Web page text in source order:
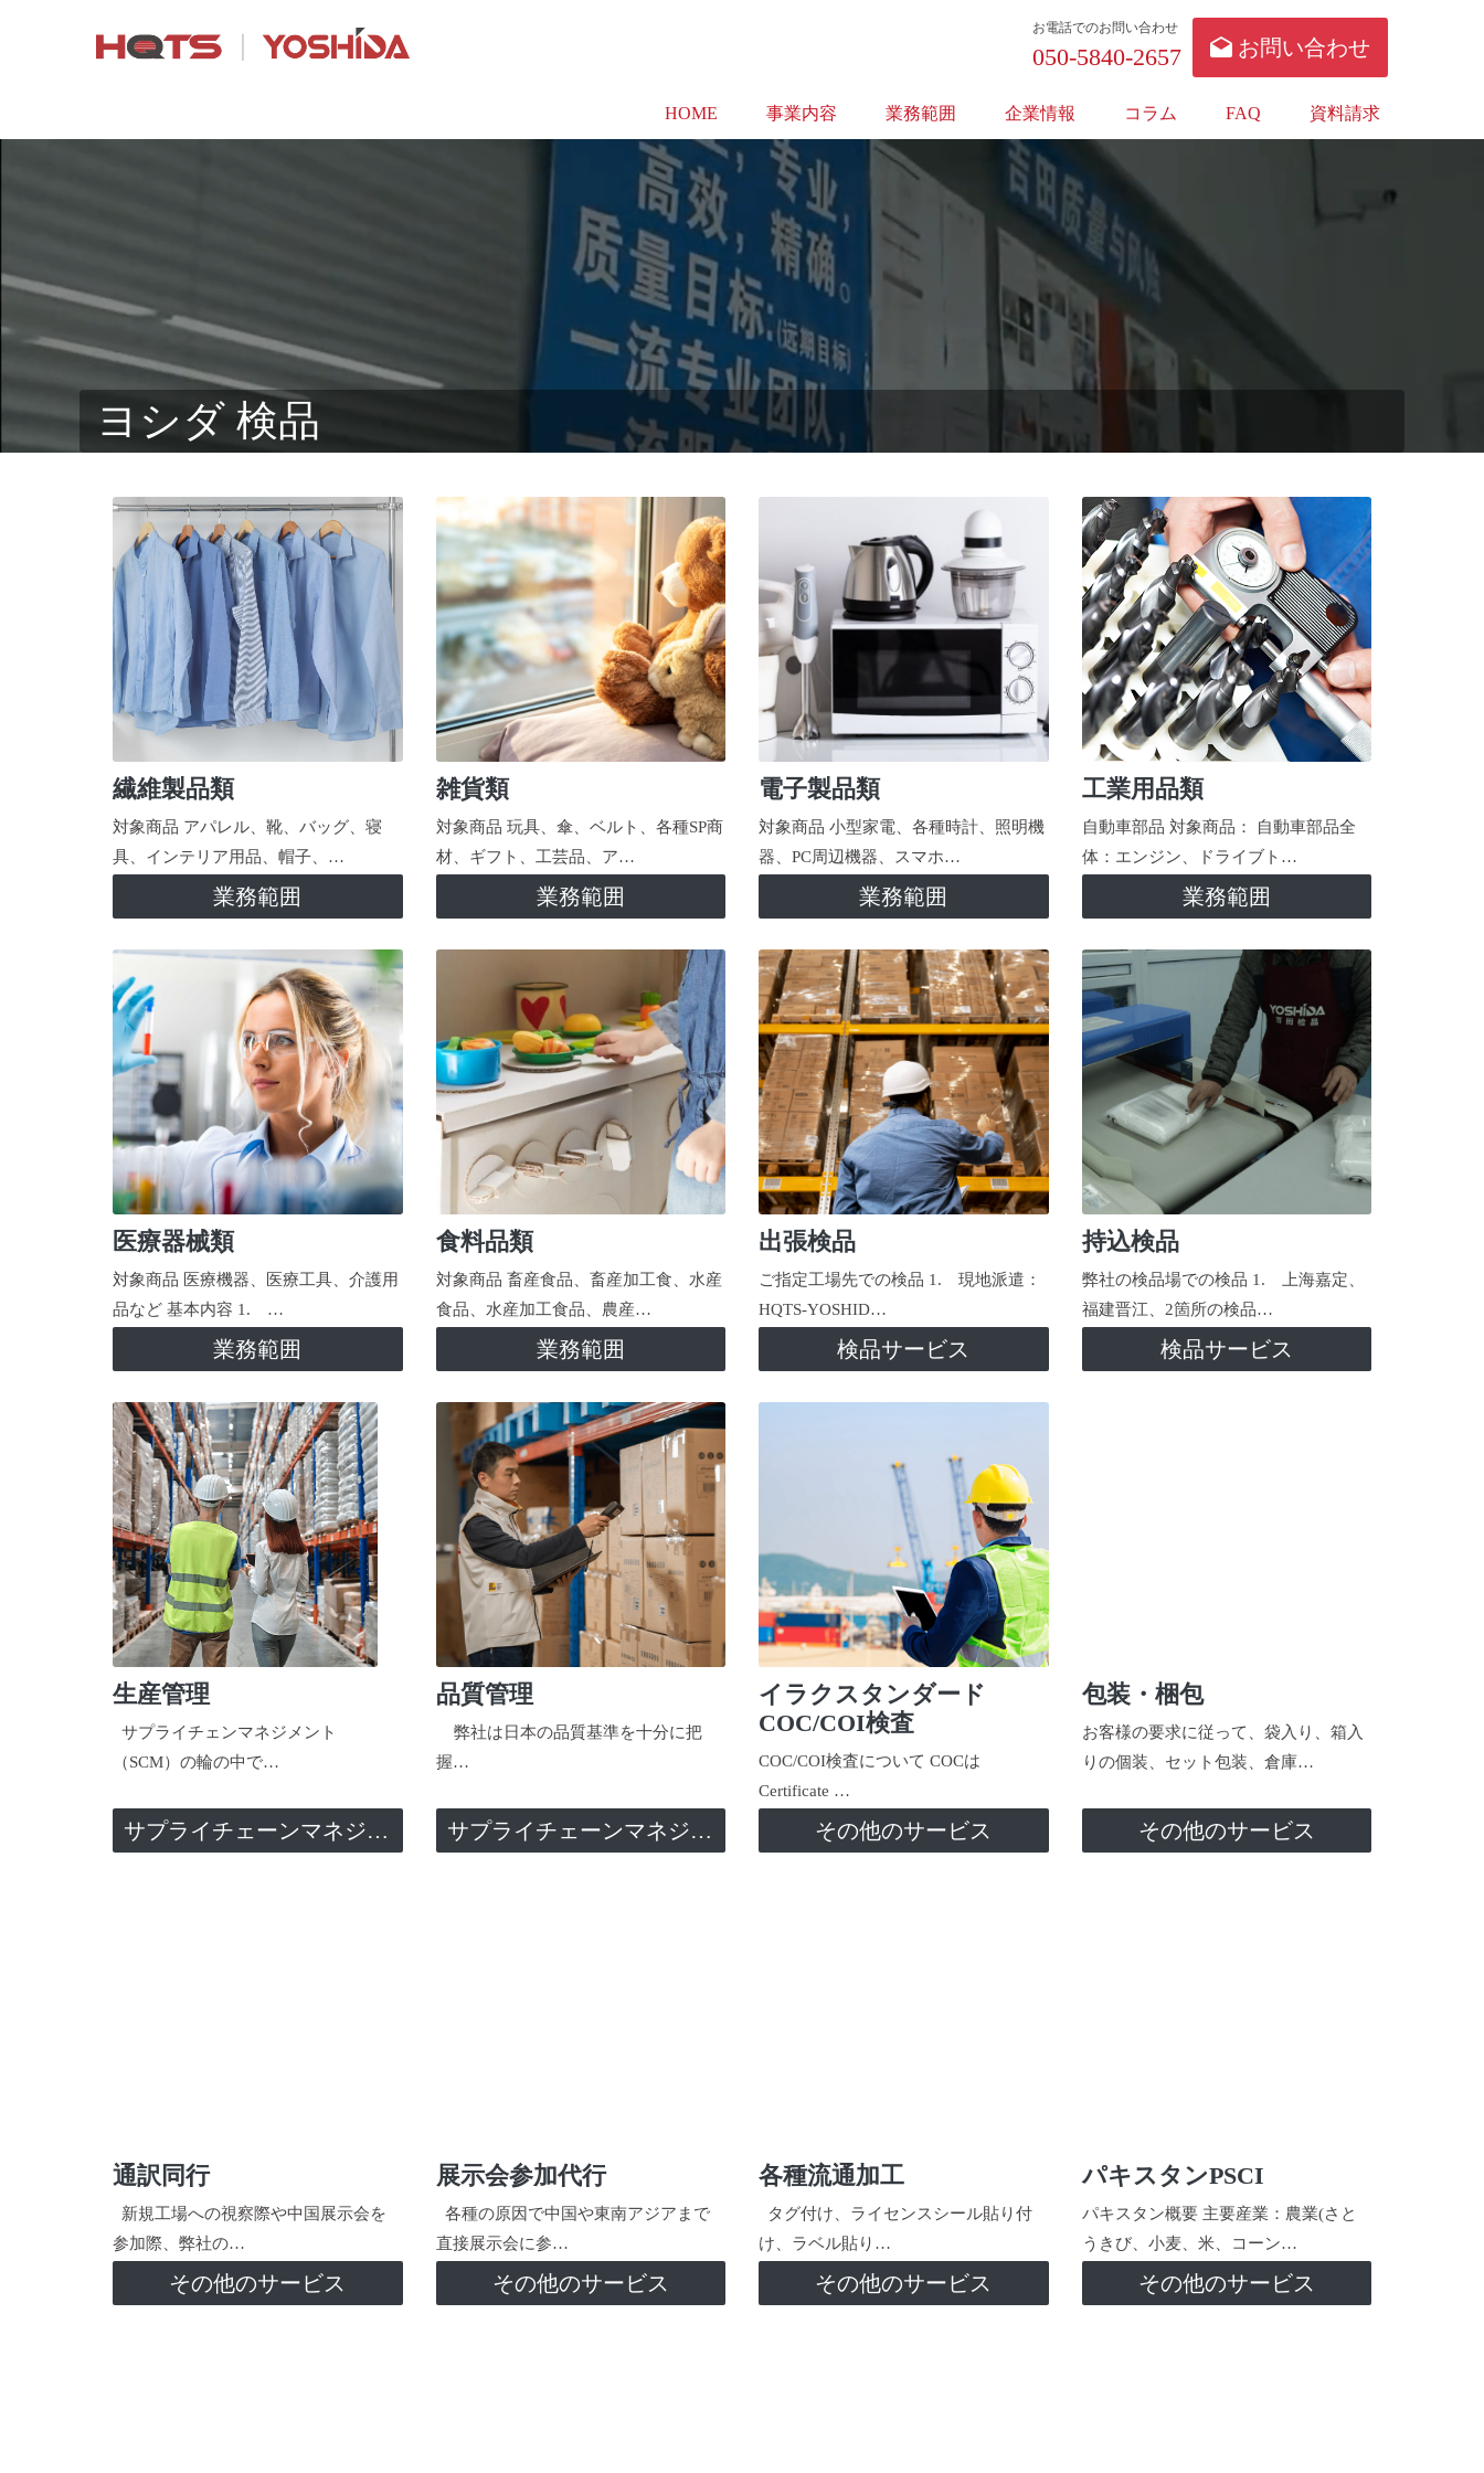
お電話でのお問い合わせ
050-5840-2657 お問い合わせ
HOME 事業内容 業務範囲 企業情報 コラム FAQ 資料請求
ヨシダ 検品
繊維製品類
対象商品 アパレル、靴、バッグ、寝
具、インテリア用品、帽子、…
業務範囲
雑貨類
対象商品 玩具、傘、ベルト、各種SP商
材、ギフト、工芸品、ア…
業務範囲
電子製品類
対象商品 小型家電、各種時計、照明機
器、PC周辺機器、スマホ…
業務範囲
工業用品類
自動車部品 対象商品： 自動車部品全
体：エンジン、ドライブト…
業務範囲
医療器械類
対象商品 医療機器、医療工具、介護用
品など 基本内容 1. …
業務範囲
食料品類
対象商品 畜産食品、畜産加工食、水産
食品、水産加工食品、農産…
業務範囲
出張検品
ご指定工場先での検品 1. 現地派遣：
HQTS-YOSHID…
検品サービス
持込検品
弊社の検品場での検品 1. 上海嘉定、
福建晋江、2箇所の検品…
検品サービス
生産管理
サプライチェンマネジメント
（SCM）の輪の中で…
サプライチェーンマネジメント
品質管理
弊社は日本の品質基準を十分に把
握…
サプライチェーンマネジメント
イラクスタンダード
COC/COI検査
COC/COI検査について COCは
Certificate …
その他のサービス
包装・梱包
お客様の要求に従って、袋入り、箱入
りの個装、セット包装、倉庫…
その他のサービス
通訳同行
新規工場への視察際や中国展示会を
参加際、弊社の…
その他のサービス
展示会参加代行
各種の原因で中国や東南アジアまで
直接展示会に参…
その他のサービス
各種流通加工
タグ付け、ライセンスシール貼り付
け、ラベル貼り…
その他のサービス
パキスタンPSCI
パキスタン概要 主要産業：農業(さと
うきび、小麦、米、コーン…
その他のサービス